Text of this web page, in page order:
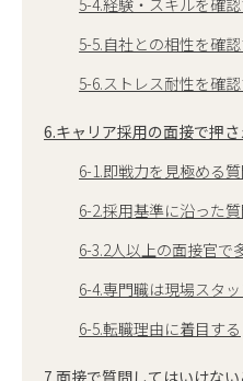
5-5.自社との相性を確
5-6.ストレス耐性を確
6.キャリア採用の面接で押
6-1.即戦力を見極める
6-2.採用基準に沿った
6-3.2人以上の面接官で
6-4.専門職は現場スタ
6-5.転職理由に着目する
7.面接で質問してはいけない